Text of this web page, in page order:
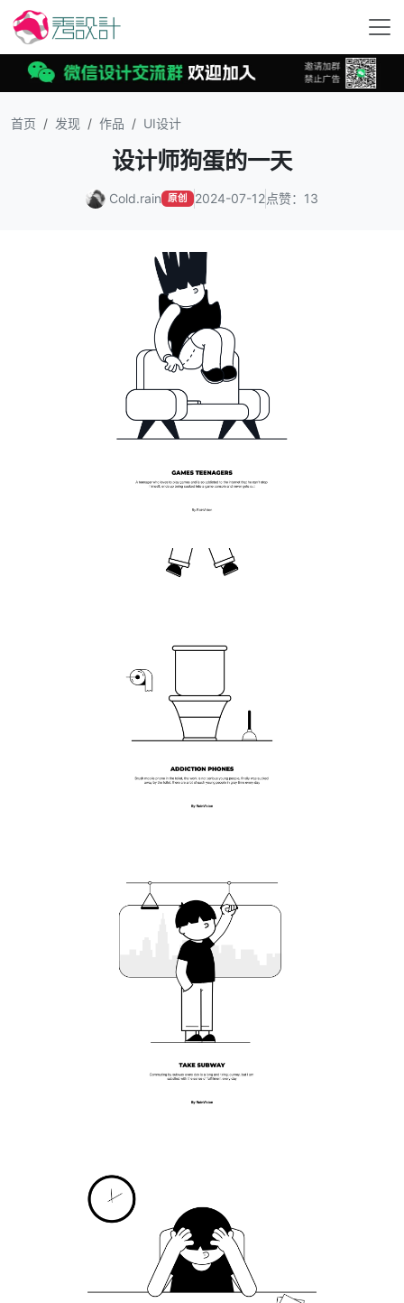
首页 发现 作品 UI设计
设计师狗蛋的一天
Cold.rain 原创 2024-07-12点赞：13